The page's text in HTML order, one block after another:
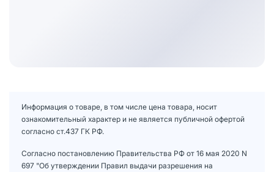
Информация о товаре, в том числе цена товара, носит
ознакомительный характер и не является публичной офертой
согласно ст.437 ГК РФ.
Согласно постановлению Правительства РФ от 16 мая 2020 N
697 "Об утверждении Правил выдачи разрешения на